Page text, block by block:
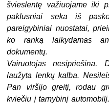
švieslentę važiuojame iki
paklusniai seka iš
pareigybiniai nuostatai,
ko ranką laikydamas
dokumentų.
Vairuotojas nesipriešina.
laužyta lenkų kalba.
Pan viršijo greitį, rodau
kviečiu į tarnybinį